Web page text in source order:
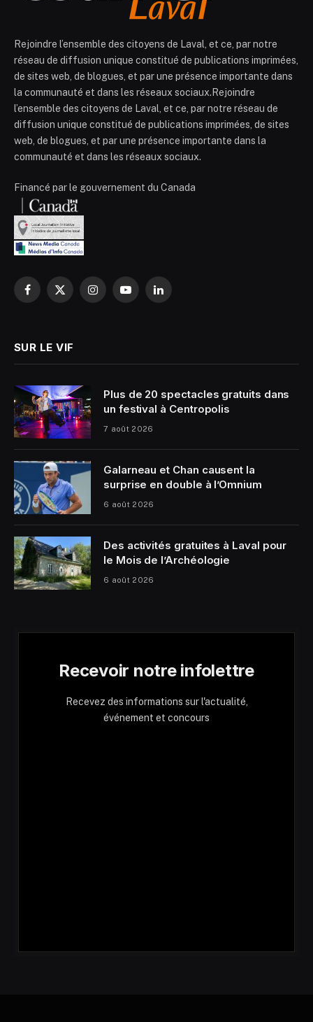
Rejoindre l’ensemble des citoyens de Laval, et ce, par notre
réseau de diffusion unique constitué de publications imprimées,
de sites web, de blogues, et par une présence importante dans
la communauté et dans les réseaux sociaux.Rejoindre
l’ensemble des citoyens de Laval, et ce, par notre réseau de
diffusion unique constitué de publications imprimées, de sites
web, de blogues, et par une présence importante dans la
communauté et dans les réseaux sociaux.
Financé par le gouvernement du Canada
Facebook
X
InstagramYouTubeLinkedIn
SUR LE VIF
Plus de 20 spectacles gratuits dans
un festival à Centropolis
7 août 2026
Galarneau et Chan causent la
surprise en double à l’Omnium
6 août 2026
Des activités gratuites à Laval pour
le Mois de l’Archéologie
6 août 2026
Recevoir notre infolettre
Recevez des informations sur l'actualité,
événement et concours